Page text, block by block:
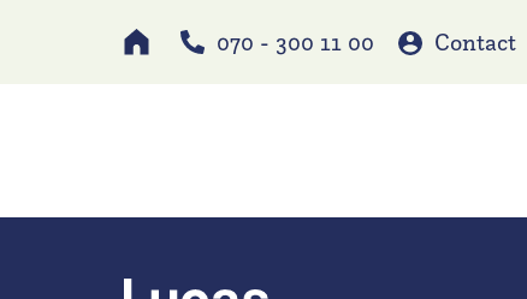
070 - 300 11 00 Contact